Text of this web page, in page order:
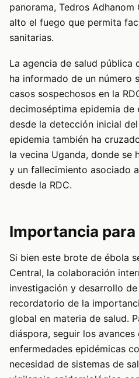
panorama, Tedros
alto el fuego que permita
sanitarias.
La agencia de salud pública
ha informado de un número
casos sospechosos en la
decimoséptima epidemia de
desde la detección inicial del
epidemia también ha
la vecina Uganda, donde se
y un fallecimiento asociado
desde la RDC.
Importancia
Si bien este brote de ébola
Central, la colaboración
investigación y desarrollo
recordatorio de la
global en materia de salud.
diáspora, seguir los avances
enfermedades epidémicas
necesidad de sistemas de